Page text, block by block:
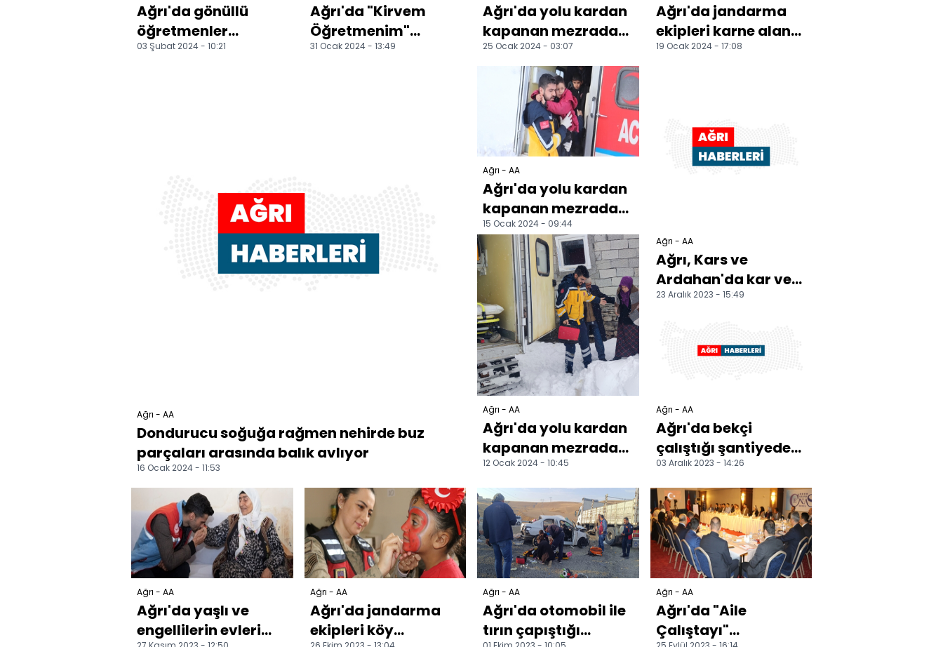
Ağrı'da gönüllü
öğretmenler
kırsalda yaşayan
03 Şubat 2024 - 10:21
Ağrı'da "Kirvem
Öğretmenim"
projesi kapsamında
31 Ocak 2024 - 13:49
Ağrı'da yolu kardan
kapanan mezrada
rahatsızlanan
hamile kadın
hastaneye ul...
25 Ocak 2024 - 03:07
Ağrı'da jandarma
ekipleri karne alan
köy çocuklarını
19 Ocak 2024 - 17:08
Ağrı - AA
Dondurucu soğuğa rağmen nehirde buz
parçaları arasında balık avlıyor
16 Ocak 2024 - 11:53
Ağrı - AA
Ağrı'da yolu kardan
kapanan mezradaki
hasta 4 kardeşe
paletli ambulansla
ul...
15 Ocak 2024 - 09:44
Ağrı - AA
Ağrı'da yolu kardan
kapanan mezrada
rahatsızlanan
hamile kadın
hastaneye ka...
12 Ocak 2024 - 10:45
Ağrı - AA
Ağrı, Kars ve
Ardahan'da kar ve
tipi hayatı olumsuz
23 Aralık 2023 - 15:49
Ağrı - AA
Ağrı'da bekçi
çalıştığı şantiyede
ölü bulundu
03 Aralık 2023 - 14:26
Ağrı - AA
Ağrı'da yaşlı ve
engellilerin evleri
Ağrı - AA
Ağrı'da jandarma
ekipleri köy
Ağrı - AA
Ağrı'da otomobil ile
tırın çapıştığı
Ağrı - AA
Ağrı'da "Aile
Çalıştayı"